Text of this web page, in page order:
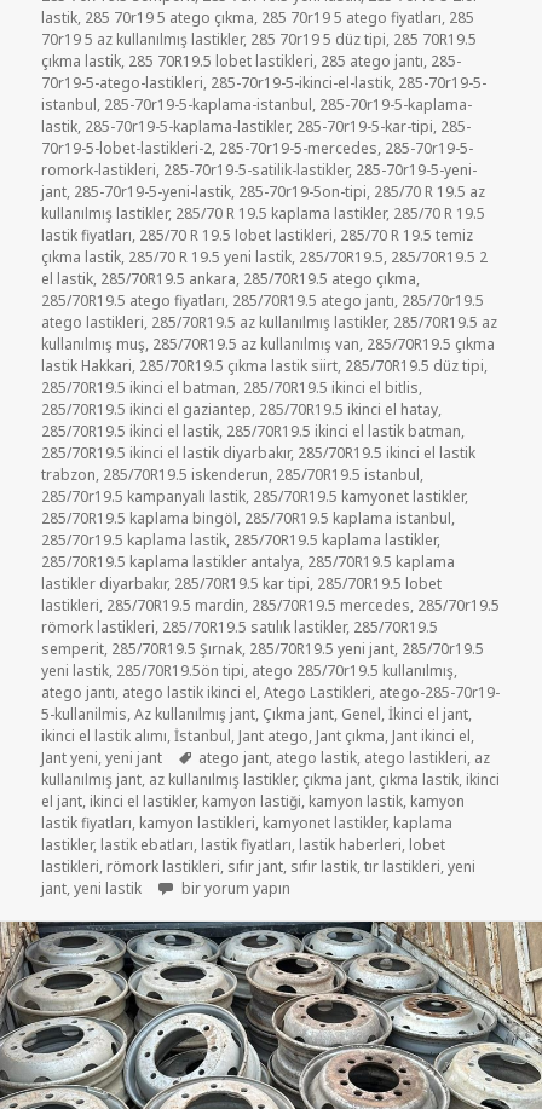
lastik, 285 70r19 5 atego çıkma, 285 70r19 5 atego fiyatları, 285
70r19 5 az kullanılmış lastikler, 285 70r19 5 düz tipi, 285 70R19.5
çıkma lastik, 285 70R19.5 lobet lastikleri, 285 atego jantı, 285-
70r19-5-atego-lastikleri, 285-70r19-5-ikinci-el-lastik, 285-70r19-5-
istanbul, 285-70r19-5-kaplama-istanbul, 285-70r19-5-kaplama-
lastik, 285-70r19-5-kaplama-lastikler, 285-70r19-5-kar-tipi, 285-
70r19-5-lobet-lastikleri-2, 285-70r19-5-mercedes, 285-70r19-5-
romork-lastikleri, 285-70r19-5-satilik-lastikler, 285-70r19-5-yeni-
jant, 285-70r19-5-yeni-lastik, 285-70r19-5on-tipi, 285/70 R 19.5 az
kullanılmış lastikler, 285/70 R 19.5 kaplama lastikler, 285/70 R 19.5
lastik fiyatları, 285/70 R 19.5 lobet lastikleri, 285/70 R 19.5 temiz
çıkma lastik, 285/70 R 19.5 yeni lastik, 285/70R19.5, 285/70R19.5 2
el lastik, 285/70R19.5 ankara, 285/70R19.5 atego çıkma,
285/70R19.5 atego fiyatları, 285/70R19.5 atego jantı, 285/70r19.5
atego lastikleri, 285/70R19.5 az kullanılmış lastikler, 285/70R19.5 az
kullanılmış muş, 285/70R19.5 az kullanılmış van, 285/70R19.5 çıkma
lastik Hakkari, 285/70R19.5 çıkma lastik siirt, 285/70R19.5 düz tipi,
285/70R19.5 ikinci el batman, 285/70R19.5 ikinci el bitlis,
285/70R19.5 ikinci el gaziantep, 285/70R19.5 ikinci el hatay,
285/70R19.5 ikinci el lastik, 285/70R19.5 ikinci el lastik batman,
285/70R19.5 ikinci el lastik diyarbakır, 285/70R19.5 ikinci el lastik
trabzon, 285/70R19.5 iskenderun, 285/70R19.5 istanbul,
285/70r19.5 kampanyalı lastik, 285/70R19.5 kamyonet lastikler,
285/70R19.5 kaplama bingöl, 285/70R19.5 kaplama istanbul,
285/70r19.5 kaplama lastik, 285/70R19.5 kaplama lastikler,
285/70R19.5 kaplama lastikler antalya, 285/70R19.5 kaplama
lastikler diyarbakır, 285/70R19.5 kar tipi, 285/70R19.5 lobet
lastikleri, 285/70R19.5 mardin, 285/70R19.5 mercedes, 285/70r19.5
römork lastikleri, 285/70R19.5 satılık lastikler, 285/70R19.5
semperit, 285/70R19.5 Şırnak, 285/70R19.5 yeni jant, 285/70r19.5
yeni lastik, 285/70R19.5ön tipi, atego 285/70r19.5 kullanılmış,
atego jantı, atego lastik ikinci el,Atego Lastikleri, atego-285-70r19-
5-kullanilmis,Az kullanılmış jant, Çıkma jant, Genel,İkinci el jant,
ikinci el lastik alımı,İstanbul, Jant atego, Jant çıkma, Jant ikinci el,
Jant yeni,yeni jant Etiketler
atego jant, atego lastik, atego lastikleri, az
kullanılmış jant, az kullanılmış lastikler, çıkma jant, çıkma lastik, ikinci
el jant, ikinci el lastikler, kamyon lastiği, kamyon lastik, kamyon
lastik fiyatları, kamyon lastikleri, kamyonet lastikler, kaplama
lastikler, lastik ebatları, lastik fiyatları, lastik haberleri, lobet
lastikleri, römork lastikleri, sıfır jant, sıfır lastik,tır lastikleri,yeni
jant,yeni lastik İKİNCİ EL VE YENİ JANT 19.5 için
bir yorum yapın